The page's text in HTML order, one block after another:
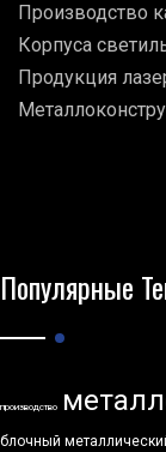
Производство
Корпуса
Продукция
Популярные
производство
блочный